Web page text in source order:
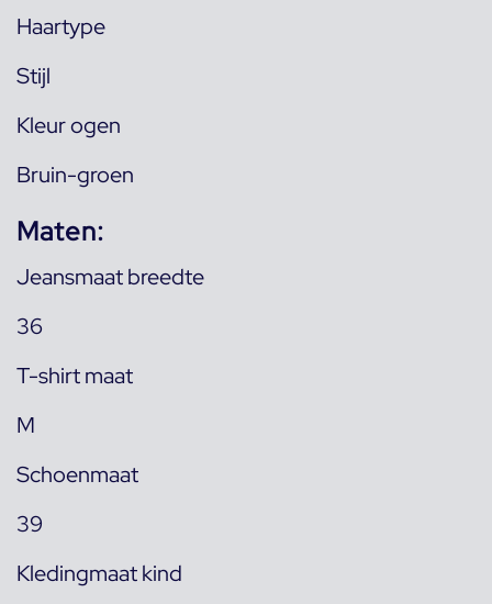
Haartype
Stijl
Kleur ogen
Bruin-groen
Maten:
Jeansmaat breedte
36
T-shirt maat
M
Schoenmaat
39
Kledingmaat kind